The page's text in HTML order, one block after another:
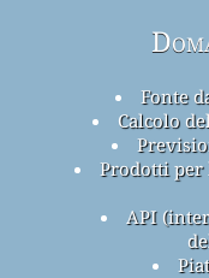
Fonte
Calcolo
Prodotti per
API